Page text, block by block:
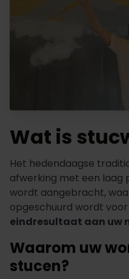
Wat is
Het hedendaagse
afwerking met een laag
wordt aangebracht,
opgeschuurd wordt
eindresultaat aan uw
Waarom uw
stucen?